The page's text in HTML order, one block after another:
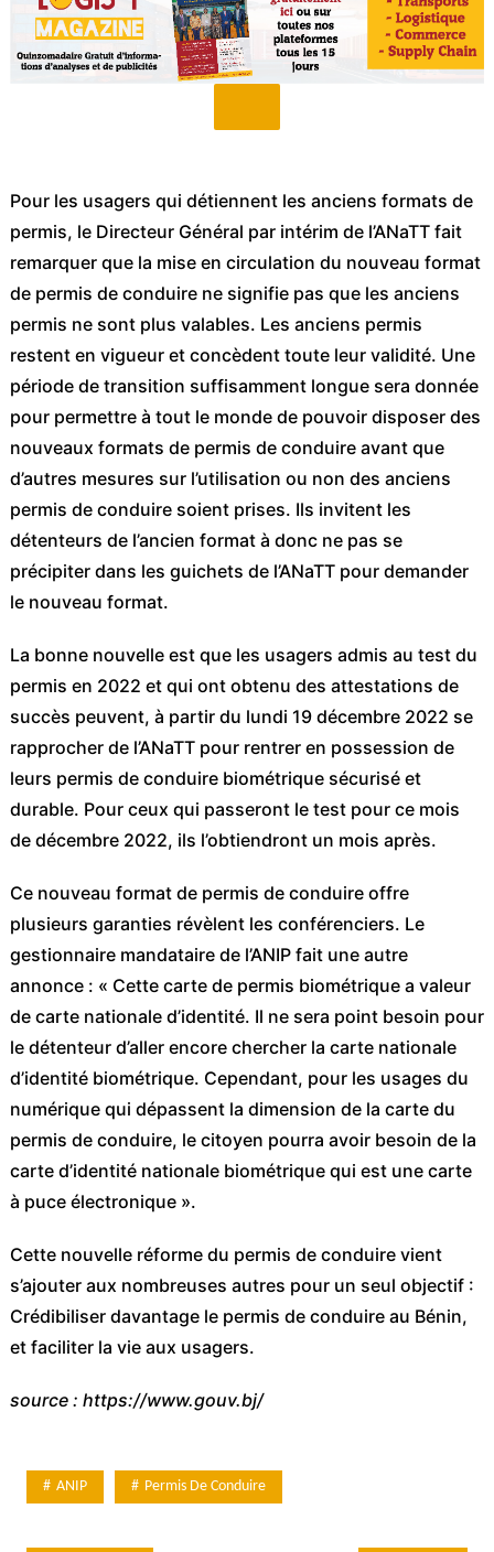
Pour les usagers qui détiennent les anciens formats de
permis, le Directeur Général par intérim de l’ANaTT fait
remarquer que la mise en circulation du nouveau format
de permis de conduire ne signifie pas que les anciens
permis ne sont plus valables. Les anciens permis
restent en vigueur et concèdent toute leur validité. Une
période de transition suffisamment longue sera donnée
pour permettre à tout le monde de pouvoir disposer des
nouveaux formats de permis de conduire avant que
d’autres mesures sur l’utilisation ou non des anciens
permis de conduire soient prises. Ils invitent les
détenteurs de l’ancien format à donc ne pas se
précipiter dans les guichets de l’ANaTT pour demander
le nouveau format.
La bonne nouvelle est que les usagers admis au test du
permis en 2022 et qui ont obtenu des attestations de
succès peuvent, à partir du lundi 19 décembre 2022 se
rapprocher de l’ANaTT pour rentrer en possession de
leurs permis de conduire biométrique sécurisé et
durable. Pour ceux qui passeront le test pour ce mois
de décembre 2022, ils l’obtiendront un mois après.
Ce nouveau format de permis de conduire offre
plusieurs garanties révèlent les conférenciers. Le
gestionnaire mandataire de l’ANIP fait une autre
annonce : « Cette carte de permis biométrique a valeur
de carte nationale d’identité. Il ne sera point besoin pour
le détenteur d’aller encore chercher la carte nationale
d’identité biométrique. Cependant, pour les usages du
numérique qui dépassent la dimension de la carte du
permis de conduire, le citoyen pourra avoir besoin de la
carte d’identité nationale biométrique qui est une carte
à puce électronique ».
Cette nouvelle réforme du permis de conduire vient
s’ajouter aux nombreuses autres pour un seul objectif :
Crédibiliser davantage le permis de conduire au Bénin,
et faciliter la vie aux usagers.
source : https://www.gouv.bj/
ANIP Permis De Conduire